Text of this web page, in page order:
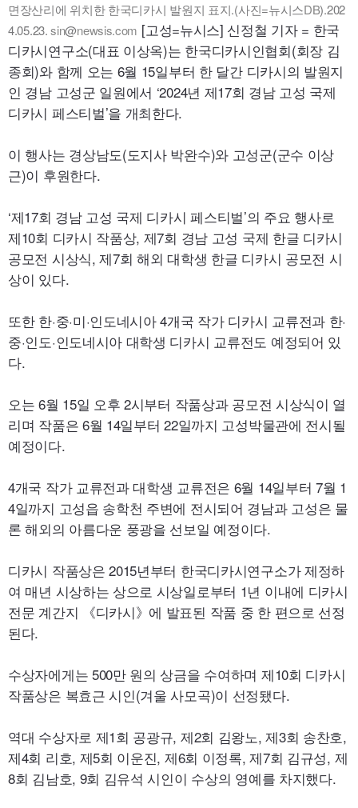
면장산리에 위치한 한국디카시 발원지 표지.(사진=뉴시스DB).202
4.05.23.sin@newsis.com [고성=뉴시스] 신정철 기자 = 한국
디카시연구소(대표 이상옥)는 한국디카시인협회(회장 김
종회)와 함께 오는 6월 15일부터 한 달간 디카시의 발원지
인 경남 고성군 일원에서 ‘2024년 제17회 경남 고성 국제
디카시 페스티벌’을 개최한다.
이 행사는 경상남도(도지사 박완수)와 고성군(군수 이상
근)이 후원한다.
‘제17회 경남 고성 국제 디카시 페스티벌’의 주요 행사로
제10회 디카시 작품상, 제7회 경남 고성 국제 한글 디카시
공모전 시상식, 제7회 해외 대학생 한글 디카시 공모전 시
상이 있다.
또한 한·중·미·인도네시아 4개국 작가 디카시 교류전과 한·
중·인도·인도네시아 대학생 디카시 교류전도 예정되어 있
다.
오는 6월 15일 오후 2시부터 작품상과 공모전 시상식이 열
리며 작품은 6월 14일부터 22일까지 고성박물관에 전시될
예정이다.
4개국 작가 교류전과 대학생 교류전은 6월 14일부터 7월 1
4일까지 고성읍 송학천 주변에 전시되어 경남과 고성은 물
론 해외의 아름다운 풍광을 선보일 예정이다.
디카시 작품상은 2015년부터 한국디카시연구소가 제정하
여 매년 시상하는 상으로 시상일로부터 1년 이내에 디카시
전문 계간지 《디카시》에 발표된 작품 중 한 편으로 선정
된다.
수상자에게는 500만 원의 상금을 수여하며 제10회 디카시
작품상은 복효근 시인(겨울 사모곡)이 선정됐다.
역대 수상자로 제1회 공광규, 제2회 김왕노, 제3회 송찬호,
제4회 리호, 제5회 이운진, 제6회 이정록, 제7회 김규성, 제
8회 김남호, 9회 김유석 시인이 수상의 영예를 차지했다.